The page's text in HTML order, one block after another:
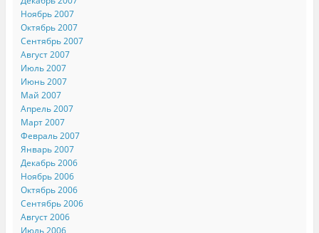
Ноябрь 2007
Октябрь 2007
Сентябрь 2007
Август 2007
Июль 2007
Июнь 2007
Май 2007
Апрель 2007
Март 2007
Февраль 2007
Январь 2007
Декабрь 2006
Ноябрь 2006
Октябрь 2006
Сентябрь 2006
Август 2006
Июль 2006